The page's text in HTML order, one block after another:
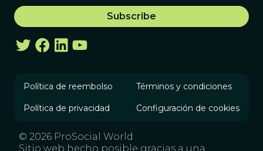
Política de reembolso Términos y condiciones
Política de privacidad Configuración de cookies
© 2026 ProSocial World
Sitio web hecho posible gracias a una